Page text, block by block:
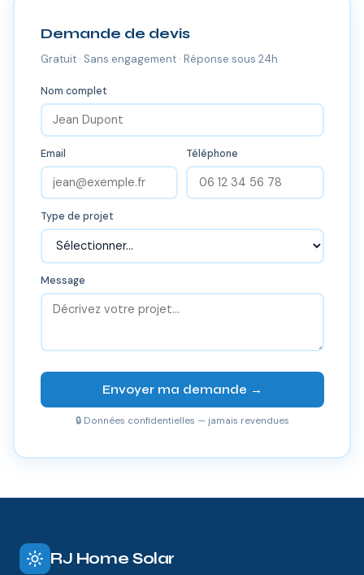
Demande de devis
Gratuit · Sans engagement · Réponse sous 24h
Nom complet
Email Téléphone
Type de projet
Message
Envoyer ma demande →
🔒 Données confidentielles — jamais revendues
RJ Home Solar